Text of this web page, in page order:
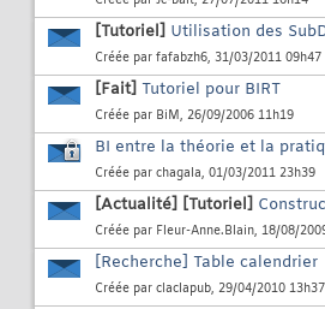
[Tutoriel] Utilisation des
Créée par fafabzh6, 31/03/2011 09h47
[Fait] Tutoriel pour BIRT
Créée par BiM, 26/09/2006 11h19
BI entre la théorie et la
Créée par chagala, 01/03/2011 23h39
[Actualité] [Tutoriel]
Créée par Fleur-Anne.Blain, 18/08/
[Recherche] Table calendrier
Créée par claclapub, 29/04/2010 13h37